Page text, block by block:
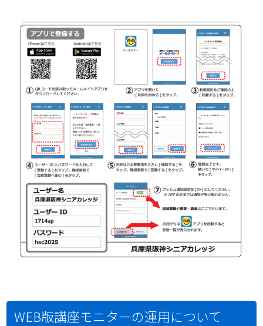
WEB版講座モニターの運用について